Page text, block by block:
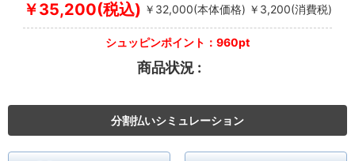
￥35,200(税込) ￥32,000(本体価格) ￥3,200(消費税)
シュッピンポイント：960pt
商品状況 :
分割払いシミュレーション